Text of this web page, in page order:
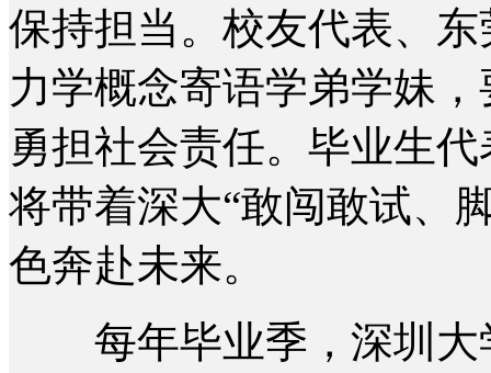
保持担当。校友代表、
力学概念寄语学弟学妹
勇担社会责任。毕业生
将带着深大“敢闯敢试、
色奔赴未来。
每年毕业季，深圳大